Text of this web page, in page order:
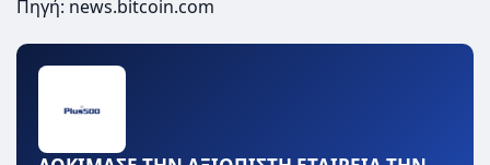
Πηγή: news.bitcoin.com